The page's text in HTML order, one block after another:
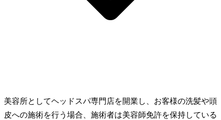
美容所としてヘッドスパ専門店を開業し、お客様の洗髪や頭
皮への施術を行う場合、施術者は美容師免許を保持している